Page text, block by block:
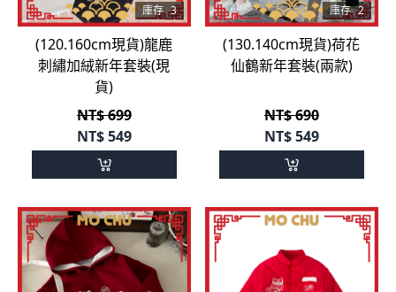
庫存 3
(120.160cm現貨)龍鹿
刺繡加絨新年套裝(現
貨)
NT$ 699
NT$549
庫存 2
(130.140cm現貨)荷花
仙鶴新年套裝(兩款)
NT$ 690
NT$549